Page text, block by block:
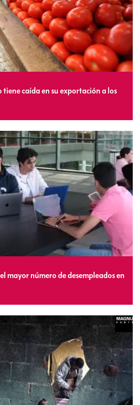
tiene caída en su exportación a los
mayor número de desempleados en